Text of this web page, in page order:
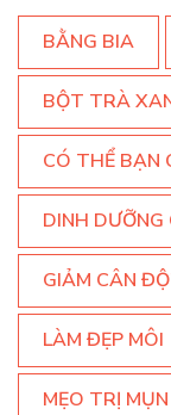
BẰNG BIA
BỘT TRÀ
CÓ THỂ BẠN
DINH DƯỠNG
GIẢM CÂN
LÀM ĐẸP MÔI
MẸO TRỊ MỤN